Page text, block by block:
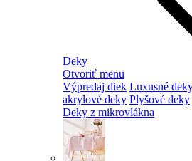
Deky
Otvoriť menu
Výpredaj diek Luxusné
akrylové deky Plyšové deky
Deky z mikrovlákna